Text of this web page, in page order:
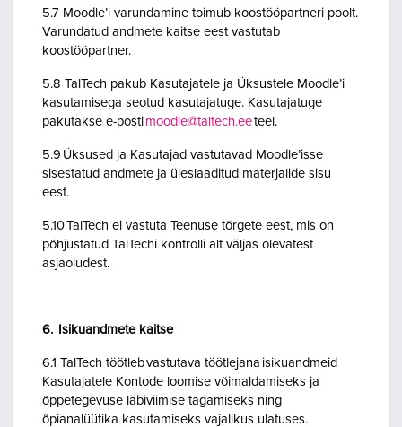
5.7 Moodle’i varundamine toimub koostööpartneri poolt.
Varundatud andmete kaitse eest vastutab
koostööpartner.
5.8 TalTech pakub Kasutajatele ja Üksustele Moodle’i
kasutamisega seotud kasutajatuge. Kasutajatuge
pakutakse e-posti moodle@taltech.eeteel.
5.9 Üksused ja Kasutajad vastutavad Moodle’isse
sisestatud andmete ja üleslaaditud materjalide sisu
eest.
5.10 TalTech ei vastuta Teenuse tõrgete eest, mis on
põhjustatud TalTechi kontrolli alt väljas olevatest
asjaoludest.
6. Isikuandmete kaitse
6.1 TalTech töötleb vastutava töötlejana isikuandmeid
Kasutajatele Kontode loomise võimaldamiseks ja
õppetegevuse läbiviimise tagamiseks ning
õpianalüütika kasutamiseks vajalikus ulatuses.